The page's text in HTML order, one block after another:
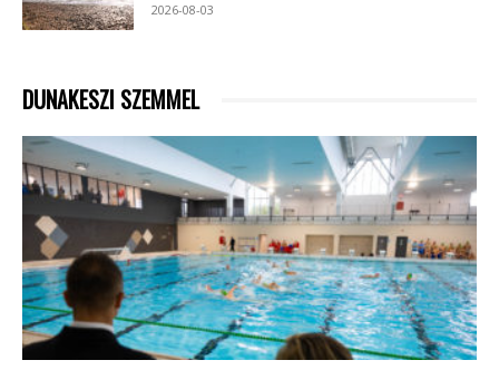
2026-08-03
DUNAKESZI SZEMMEL